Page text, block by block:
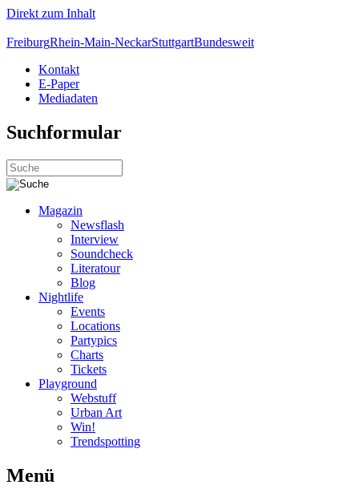
Direkt zum Inhalt
FreiburgRhein-Main-NeckarStuttgartBundesweit
Kontakt
E-Paper
Mediadaten
Suchformular
Magazin
Newsflash
Interview
Soundcheck
Literatour
Blog
Nightlife
Events
Locations
Partypics
Charts
Tickets
Playground
Webstuff
Urban Art
Win!
Trendspotting
Menü